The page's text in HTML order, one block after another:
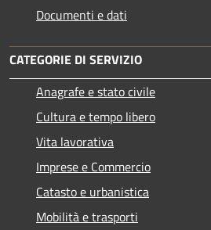
Documenti e dati
CATEGORIE DI SERVIZIO
Anagrafe e stato civile
Cultura e tempo libero
Vita lavorativa
Imprese e Commercio
Catasto e urbanistica
Mobilità e trasporti